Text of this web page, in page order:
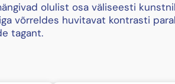
olulist osa väliseesti
võrreldes huvitavat kontrasti
tagant.